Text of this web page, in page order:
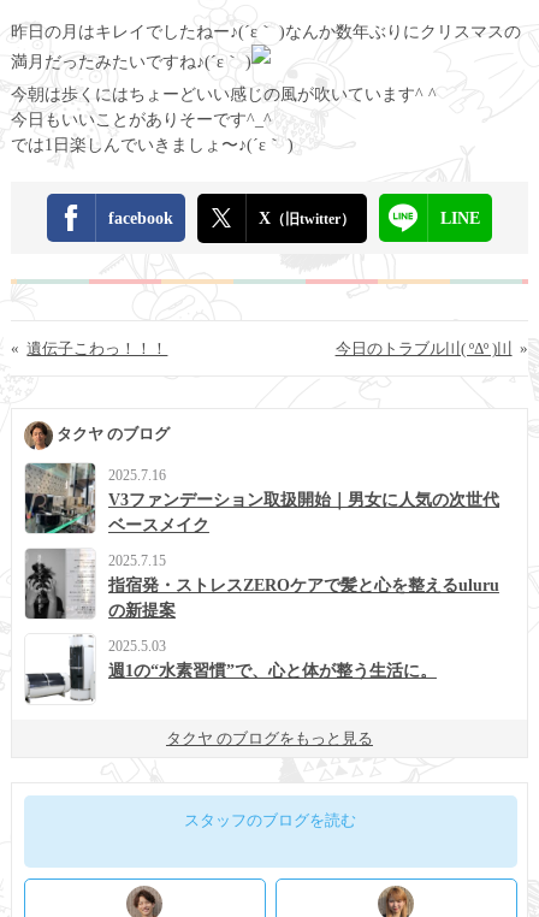
昨日の月はキレイでしたねー♪(´ε｀ )なんか数年ぶりにクリスマスの
満月だったみたいですね♪(´ε｀ )
今朝は歩くにはちょーどいい感じの風が吹いています^ ^
今日もいいことがありそーです^_^
では1日楽しんでいきましょ〜♪(´ε｀ )
facebook X（旧twitter） LINE
« 遺伝子こわっ！！！ »
今日のトラブル〣( ºΔº )〣
タクヤ のブログ
2025.7.16
V3ファンデーション取扱開始｜男女に人気の次世代
ベースメイク
2025.7.15
指宿発・ストレスZEROケアで髪と心を整えるuluru
の新提案
2025.5.03
週1の“水素習慣”で、心と体が整う生活に。
タクヤ のブログをもっと見る
スタッフのブログを読む